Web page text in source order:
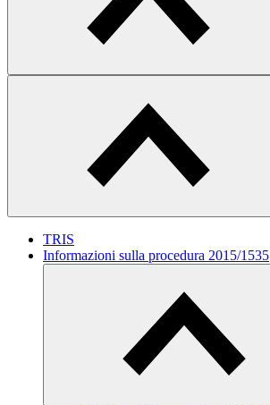
TRIS
Informazioni sulla procedura 2015/1535